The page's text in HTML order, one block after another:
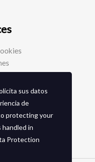
sus datos
de
protecting your
handled in
Protection